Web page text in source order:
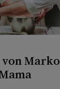
Marko